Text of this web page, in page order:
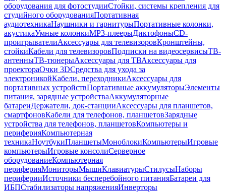
оборудования для фотостудииСтойки, системы крепления для
студийного оборудованияПортативная
аудиотехникаНаушники и гарнитурыПортативные колонки,
акустикаУмные колонкиMP3-плеерыДиктофоныCD-
проигрывателиАксессуары для телевизоровКронштейны,
стойкиКабели для телевизоровПодписки на видеосервисыТВ-
антенныТВ-тюнерыАксессуары для ТВАксессуары для
проектораОчки 3DСредства для ухода за
электроникойКабели, переходникиАксессуары для
портативных устройствПортативные аккумуляторыЭлементы
питания, зарядные устройстваАккумуляторные
батареиДержатели, док-станцииАксессуары для планшетов,
смартфоновКабели для телефонов, планшетовЗарядные
устройства для телефонов, планшетовКомпьютеры и
периферияКомпьютерная
техникаНоутбукиПланшетыМоноблокиКомпьютерыИгровые
компьютерыИгровые консолиСерверное
оборудованиеКомпьютерная
периферияМониторыМышиКлавиатурыСтилусыНаборы
периферииИсточники бесперебойного питанияБатареи для
ИБПСтабилизаторы напряженияИнверторы